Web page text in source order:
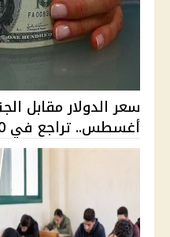
أغسطس.. تراجع في 10 بنوك وارت...